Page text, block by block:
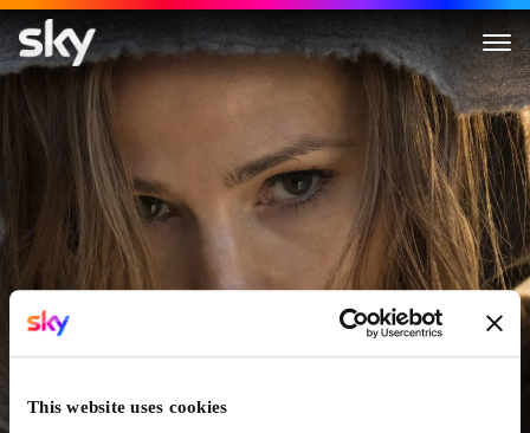
This website uses cookies
Peppermint - Angel Of